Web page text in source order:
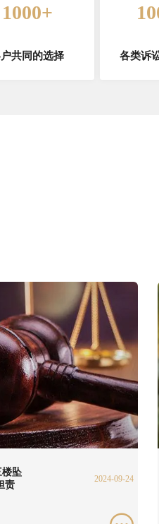
1000+
共同的选择 各类诉
楼坠
责
2024-09-24